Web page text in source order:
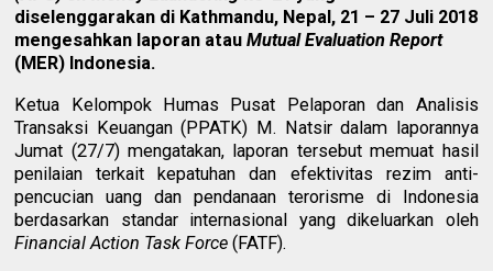
diselenggarakan di Kathmandu, Nepal, 21 – 27 Juli 2018
mengesahkan laporan atauMutual Evaluation Report
(MER) Indonesia.
Ketua Kelompok Humas Pusat Pelaporan dan Analisis
Transaksi Keuangan (PPATK) M. Natsir dalam laporannya
Jumat (27/7) mengatakan, laporan tersebut memuat hasil
penilaian terkait kepatuhan dan efektivitas rezim anti-
pencucian uang dan pendanaan terorisme di Indonesia
berdasarkan standar internasional yang dikeluarkan oleh
Financial Action Task Force (FATF).